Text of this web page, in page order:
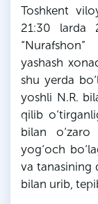
Toshkent
21:30 larda
yashash
shu yerda
yoshli N.R.
qilib
bilan o‘zaro
yog‘och
va tanasining
bilan urib,